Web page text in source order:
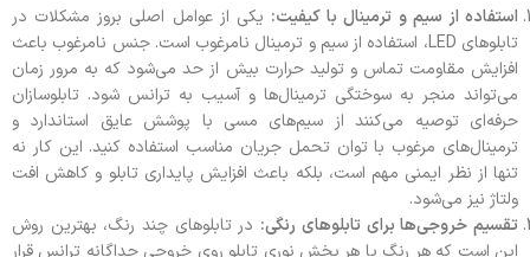
استفاده از سیم و ترمینال با کیفیت: یکی از عوامل اصلی بروز مشکلات در
تابلوهای LED، استفاده از سیم و ترمینال نامرغوب است. جنس نامرغوب باعث
افزایش مقاومت تماس و تولید حرارت بیش از حد می‌شود که به مرور زمان
می‌تواند منجر به سوختگی ترمینال‌ها و آسیب به ترانس شود. تابلو‌سازان
حرفه‌ای توصیه می‌کنند از سیم‌های مسی با پوشش عایق استاندارد و
ترمینال‌های مرغوب با توان تحمل جریان مناسب استفاده کنید. این کار نه
تنها از نظر ایمنی مهم است، بلکه باعث افزایش پایداری تابلو و کاهش افت
ولتاژ نیز می‌شود.
تقسیم خروجی‌ها برای تابلوهای رنگی: در تابلوهای چند رنگ، بهترین روش
این است که هر رنگ یا هر بخش نوری تابلو روی خروجی جداگانه ترانس قرار